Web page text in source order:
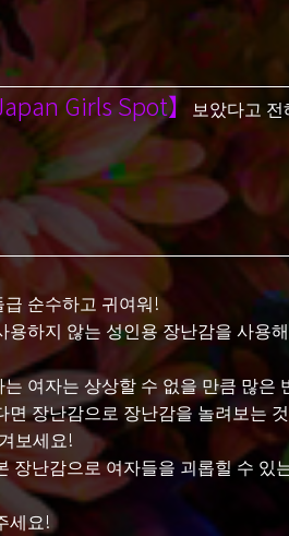
Japan Girls Spot】보았다고
순수하고 귀여워!
하지 않는 성인용 장난감을 사용
여자는 상상할 수 없을 만큼 많은
면 장난감으로 장난감을 놀려보는
보세요!
장난감으로 여자들을 괴롭힐 수 있
세요!